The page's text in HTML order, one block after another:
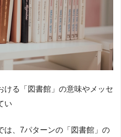
ける「図書館」の意味やメッセ
い
は、7パターンの「図書館」の